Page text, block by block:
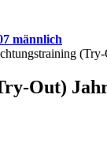
männlich
Out)